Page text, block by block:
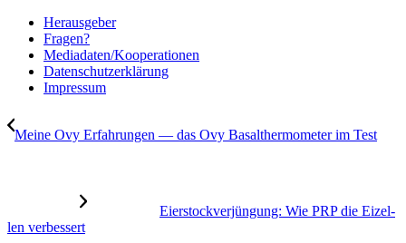
Her­aus­ge­ber
Fra­gen?
Mediadaten/Kooperationen
Daten­schutz­er­klä­rung
Impres­sum
Mei­ne Ovy Erfah­run­gen — das Ovy Basal­ther­mo­me­ter im Test
Eier­stock­ver­jün­gung: Wie PRP die Eizel­
len ver­bes­sert